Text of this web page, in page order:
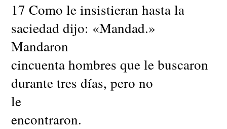
17 Como le insistieran hasta la
saciedad dijo: «Mandad.»
Mandaron
cincuenta hombres que le buscaron
durante tres días, pero no
le
encontraron.